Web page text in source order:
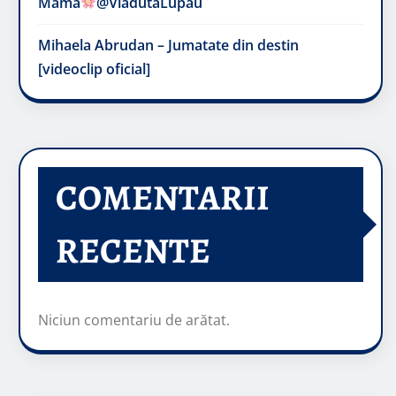
Mihaela Abrudan – Jumatate din destin
[videoclip oficial]
COMENTARII
RECENTE
Niciun comentariu de arătat.